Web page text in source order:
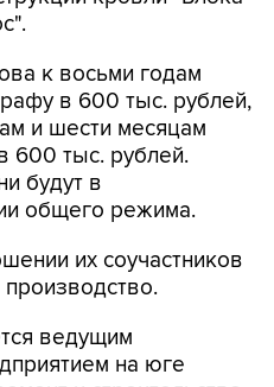
к восьми годам
и шести месяцам
600 тыс. рублей.
будут в
общего режима.
их соучастников
ведущим
и строительство
систем и механизмов.